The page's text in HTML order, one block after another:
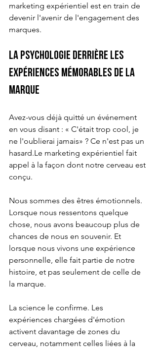
marketing expérientiel est en train de
devenir l'avenir de l'engagement des
marques.
La psychologie derrière les
expériences mémorables de la
marque
Avez-vous déjà quitté un événement
en vous disant : « C'était trop cool, je
ne l'oublierai jamais» ? Ce n'est pas un
hasard.Le marketing expérientiel fait
appel à la façon dont notre cerveau est
conçu.
Nous sommes des êtres émotionnels.
Lorsque nous ressentons quelque
chose, nous avons beaucoup plus de
chances de nous en souvenir. Et
lorsque nous vivons une expérience
personnelle, elle fait partie de notre
histoire, et pas seulement de celle de
la marque.
La science le confirme. Les
expériences chargées d'émotion
activent davantage de zones du
cerveau, notamment celles liées à la